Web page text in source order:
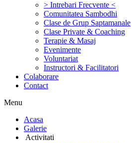
> Intrebari Frecvente <
Comunitatea Sambodhi
Clase de Grup Saptamanale
Clase Private & Coaching
Terapie & Masaj
‎Evenimente
Voluntariat
‏‏‎Instructori & Facilitatori
Colaborare
Contact
Menu
‎Acasa
Galerie
‎ ‎Activitati‎